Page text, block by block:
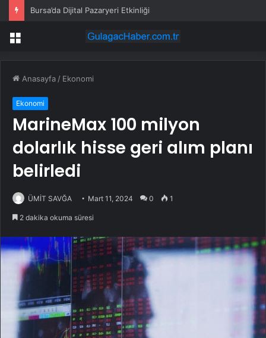
Bursa’da Dijital Pazaryeri Etkinliği
Menü
Anasayfa / Ekonomi
Ekonomi
MarineMax 100 milyon
dolarlık hisse geri alım planı
belirledi
ÜMİT SAVĞA Mart 11, 2024 0 1
2 dakika okuma süresi